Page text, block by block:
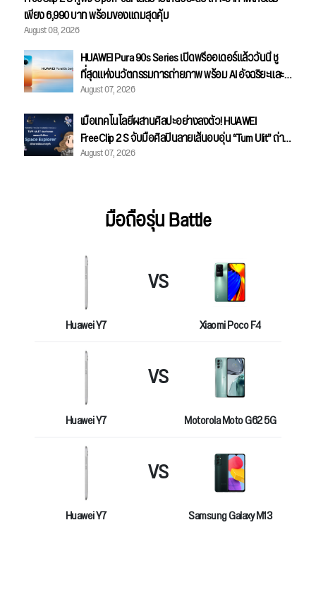
เพียง 6,990 บาท พร้อมของแถมสุดคุ้ม
August 08, 2026
HUAWEI Pura 90s Series เปิดพรีออเดอร์แล้ววันนี้ ชู
ที่สุดแห่งนวัตกรรมการถ่ายภาพ พร้อม AI อัจฉริยะและ
ความแรงระดับ 5G Advanced
August 07, 2026
เมื่อเทคโนโลยีผสานศิลปะอย่างลงตัว! HUAWEI
FreeClip 2 S จับมือศิลปินลายเส้นอบอุ่น “Tum Ulit” ถ่าย
ทอดคอลเลกชันพิเศษ "Space Explorer" สลักลายเส้นบน
August 07, 2026
มือถือรุ่น Battle
Huawei Y7
VS
Xiaomi Poco F4
Huawei Y7
VS
Motorola Moto G62 5G
Huawei Y7
VS
Samsung Galaxy M13